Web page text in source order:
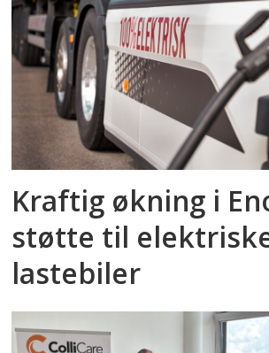
Kraftig økning i
støtte til
lastebiler